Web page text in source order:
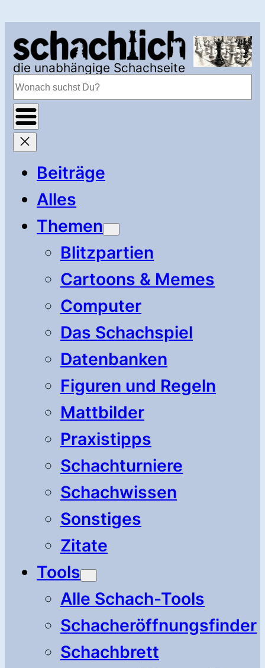
springen
die unabhängige Schachseite
Suchen
Beiträge
Alles
Themen
Blitzpartien
Cartoons & Memes
Computer
Das Schachspiel
Datenbanken
Figuren und Regeln
Mattbilder
Praxistipps
Schachturniere
Schachwissen
Sonstiges
Zitate
Tools
Alle Schach-Tools
Schacheröffnungsfinder
Schachbrett